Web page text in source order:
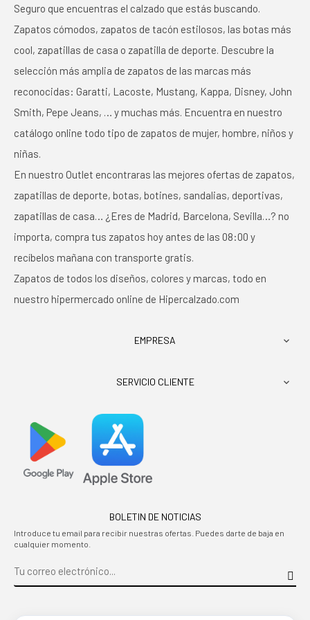
Seguro que encuentras el calzado que estás buscando.
Zapatos cómodos, zapatos de tacón estilosos, las botas más
cool, zapatillas de casa o zapatilla de deporte. Descubre la
selección más amplia de zapatos de las marcas más
reconocidas: Garatti, Lacoste, Mustang, Kappa, Disney, John
Smith, Pepe Jeans, … y muchas más. Encuentra en nuestro
catálogo online todo tipo de zapatos de mujer, hombre, niños y
niñas.
En nuestro Outlet encontraras las mejores ofertas de zapatos,
zapatillas de deporte, botas, botines, sandalias, deportivas,
zapatillas de casa… ¿Eres de Madrid, Barcelona, Sevilla…? no
importa, compra tus zapatos hoy antes de las 08:00 y
recíbelos mañana con transporte gratis.
Zapatos de todos los diseños, colores y marcas, todo en
nuestro hipermercado online de Hipercalzado.com
EMPRESA 
SERVICIO CLIENTE 
BOLETIN DE NOTICIAS
Introduce tu email para recibir nuestras ofertas. Puedes darte de baja en
cualquier momento.